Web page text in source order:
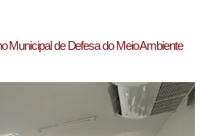
Municipal de Defesa do Meio Ambiente